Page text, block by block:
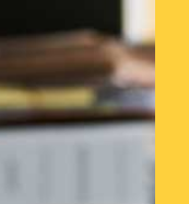
Akten
dafür
gemäß
zu
Diesen
auch an,